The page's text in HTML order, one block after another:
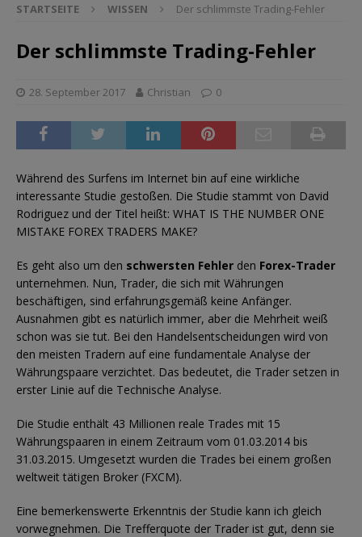
STARTSEITE WISSEN Der schlimmste Trading-Fehler
Der schlimmste Trading-Fehler
28. September 2017 Christian 0
Während des Surfens im Internet bin auf eine wirkliche
interessante Studie gestoßen. Die Studie stammt von David
Rodriguez und der Titel heißt: WHAT IS THE NUMBER ONE
MISTAKE FOREX TRADERS MAKE?
Es geht also um den schwersten Fehler den Forex-Trader
unternehmen. Nun, Trader, die sich mit Währungen
beschäftigen, sind erfahrungsgemäß keine Anfänger.
Ausnahmen gibt es natürlich immer, aber die Mehrheit weiß
schon was sie tut. Bei den Handelsentscheidungen wird von
den meisten Tradern auf eine fundamentale Analyse der
Währungspaare verzichtet. Das bedeutet, die Trader setzen in
erster Linie auf die Technische Analyse.
Die Studie enthält 43 Millionen reale Trades mit 15
Währungspaaren in einem Zeitraum vom 01.03.2014 bis
31.03.2015. Umgesetzt wurden die Trades bei einem großen
weltweit tätigen Broker (FXCM).
Eine bemerkenswerte Erkenntnis der Studie kann ich gleich
vorwegnehmen. Die Trefferquote der Trader ist gut, denn sie